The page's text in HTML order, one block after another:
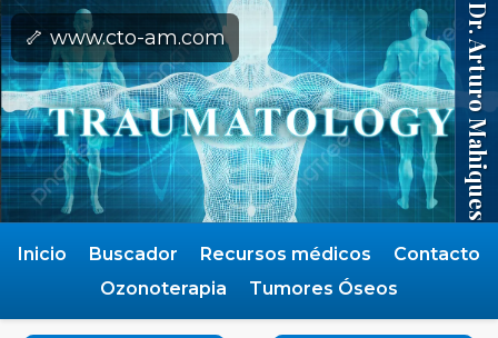
🦴 www.cto-am.com Dr. Arturo Mahiques
Inicio Buscador Recursos médicos
Contacto
Ozonoterapia
Tumores Óseos